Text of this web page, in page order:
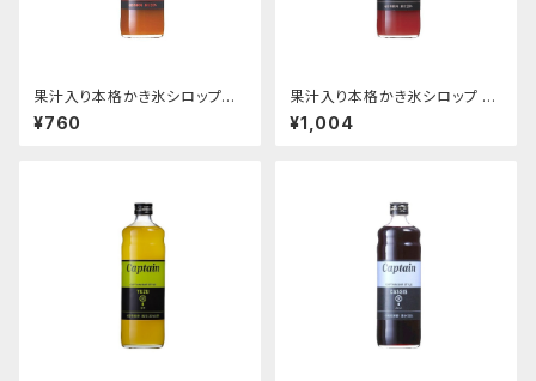
果汁入り本格かき氷シロップ
マンゴー 600ｍｌ
¥760
果汁入り本格かき氷シロップ グ
ァバ 600ｍｌビン
¥1,004